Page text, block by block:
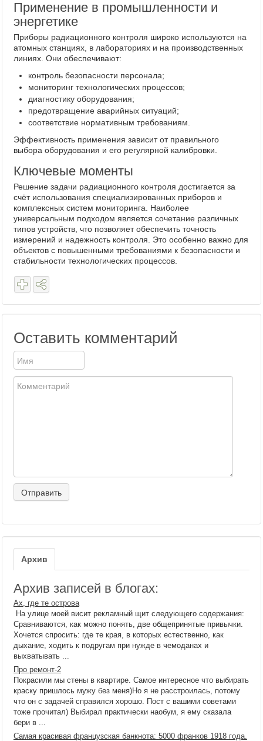
Применение в промышленности и
энергетике
Приборы радиационного контроля широко используются на
атомных станциях, в лабораториях и на производственных
линиях. Они обеспечивают:
контроль безопасности персонала;
мониторинг технологических процессов;
диагностику оборудования;
предотвращение аварийных ситуаций;
соответствие нормативным требованиям.
Эффективность применения зависит от правильного
выбора оборудования и его регулярной калибровки.
Ключевые моменты
Решение задачи радиационного контроля достигается за
счёт использования специализированных приборов и
комплексных систем мониторинга. Наиболее
универсальным подходом является сочетание различных
типов устройств, что позволяет обеспечить точность
измерений и надежность контроля. Это особенно важно для
объектов с повышенными требованиями к безопасности и
стабильности технологических процессов.
Оставить комментарий
Архив
Архив записей в блогах:
Ах, где те острова
На улице моей висит рекламный щит следующего содержания:
Сравниваются, как можно понять, две общепринятые привычки.
Хочется спросить: где те края, в которых естественно, как
дыхание, ходить к подругам при нужде в чемоданах и
выхватывать ...
Про ремонт-2
Покрасили мы стены в квартире. Самое интересное что выбирать
краску пришлось мужу без меня)Но я не расстроилась, потому
что он с задачей справился хорошо. Пост с вашими советами
тоже прочитал) Выбирал практически наобум, я ему сказала
бери в ...
Самая красивая французская банкнота: 5000 франков 1918 года.